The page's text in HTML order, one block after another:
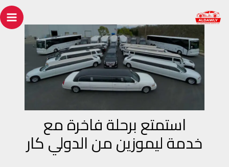
إلى
استمتع برحلة فاخرة مع
خدمة ليموزين من الدولي كار
navigation